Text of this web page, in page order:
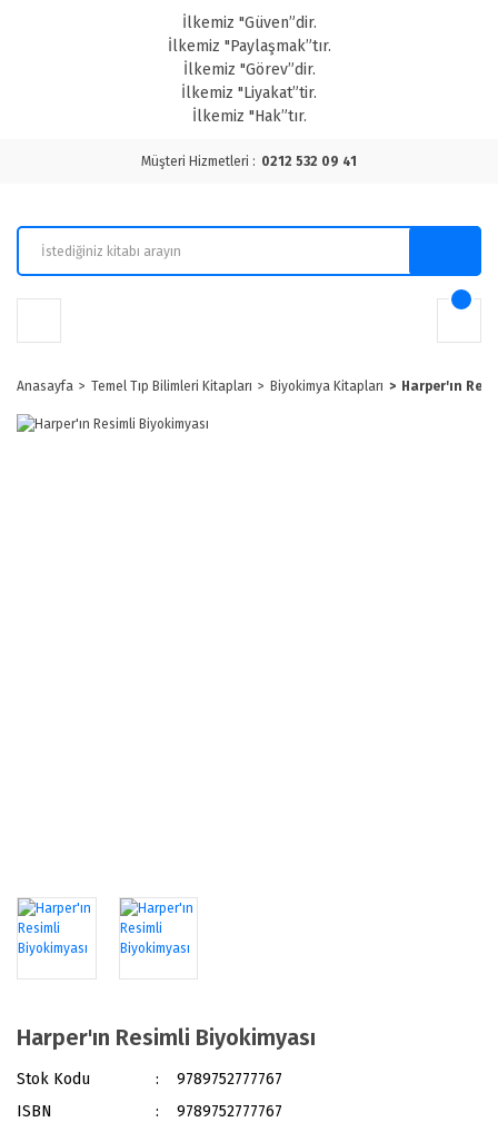
İlkemiz "Güven”dir.
İlkemiz "Paylaşmak”tır.
İlkemiz "Görev”dir.
İlkemiz "Liyakat”tir.
İlkemiz "Hak”tır.
Müşteri Hizmetleri : 0212 532 09 41
Anasayfa Temel Tıp Bilimleri Kitapları Biyokimya Kitapları Harper'ın
Harper'ın Resimli Biyokimyası
Stok Kodu
9789752777767
ISBN
9789752777767